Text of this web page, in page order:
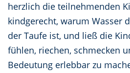
herzlich die teilnehmenden
kindgerecht, warum Wasser
der Taufe ist, und ließ die
fühlen, riechen, schmecken
Bedeutung erlebbar zu